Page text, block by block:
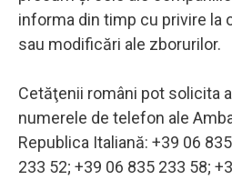
informa din timp cu privire la
sau modificări ale zborurilor.
Cetăţenii români pot solicita
numerele de telefon ale
Republica Italiană: +39 06
233 52; +39 06 835 233 58;